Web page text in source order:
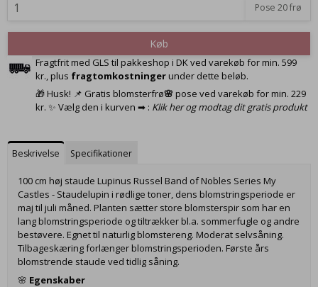
Pose 20 frø
Køb
Fragtfrit med GLS til pakkeshop i DK ved varekøb for min. 599
kr., plus fragtomkostningerunder dette beløb.
🎁 Husk! 📌 Gratis blomsterfrø🌸 pose ved varekøb for min. 229
kr. ✨ Vælg den i kurven ➡ : Klik her og modtag dit gratis produkt
Beskrivelse Specifikationer
100 cm høj staude Lupinus Russel Band of Nobles Series My
Castles - Staudelupin i rødlige toner, dens blomstringsperiode er
maj til juli måned. Planten sætter store blomsterspir som har en
lang blomstringsperiode og tiltrækker bl.a. sommerfugle og andre
bestøvere. Egnet til naturlig blomstereng. Moderat selvsåning.
Tilbageskæring forlænger blomstringsperioden. Første års
blomstrende staude ved tidlig såning.
🌸 Egenskaber